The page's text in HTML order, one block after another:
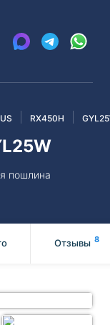
RX450H
пошлина
Отзывы 8